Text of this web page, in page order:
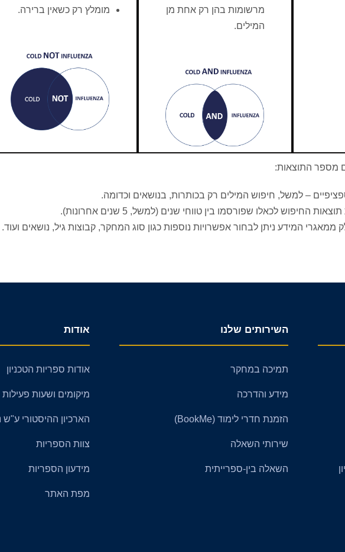
מרשומות בהן רק אחת מן
המילים.
מומלץ רק כשאין ברירה.
מספר התוצאות:
– למשל, חיפוש המילים רק בכותרות, בנושאים וכדומה.
החיפוש לכאלו שפורסמו בין טווחי שנים (למשל, 5 שנים אחרונות).
ממאגרי המידע ניתן לבחור אפשרויות נוספות כגון סוג המחקר, קבוצות גיל, נושאים ועוד.
השירותים שלנו
תמיכה במחקר
מידע והדרכה
הזמנת חדרי לימוד (BookMe)
שירותי השאלה
השאלה בין-ספרייתית
אודות
אודות ספריות הטכניון
מיקומים ושעות פעילות
הארכיון ההיסטורי ע"ש
צוות הספריות
מידעון הספריות
מפת האתר